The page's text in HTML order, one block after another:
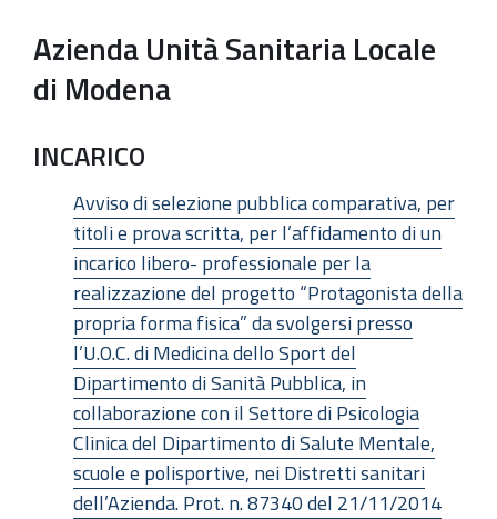
Azienda Unità Sanitaria Locale
di Modena
INCARICO
Avviso di selezione pubblica comparativa, per
titoli e prova scritta, per l’affidamento di un
incarico libero- professionale per la
realizzazione del progetto “Protagonista della
propria forma fisica” da svolgersi presso
l’U.O.C. di Medicina dello Sport del
Dipartimento di Sanità Pubblica, in
collaborazione con il Settore di Psicologia
Clinica del Dipartimento di Salute Mentale,
scuole e polisportive, nei Distretti sanitari
dell’Azienda. Prot. n. 87340 del 21/11/2014